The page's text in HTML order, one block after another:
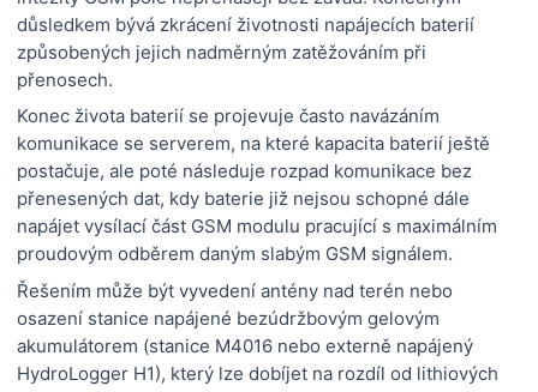
důsledkem bývá zkrácení životnosti napájecích baterií
způsobených jejich nadměrným zatěžováním při
přenosech.
Konec života baterií se projevuje často navázáním
komunikace se serverem, na které kapacita baterií ještě
postačuje, ale poté následuje rozpad komunikace bez
přenesených dat, kdy baterie již nejsou schopné dále
napájet vysílací část GSM modulu pracující s maximálním
proudovým odběrem daným slabým GSM signálem.
Řešením může být vyvedení antény nad terén nebo
osazení stanice napájené bezúdržbovým gelovým
akumulátorem (stanice M4016 nebo externě napájený
HydroLogger H1), který lze dobíjet na rozdíl od lithiových